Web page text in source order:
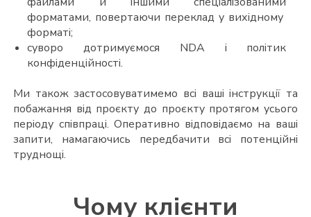
форматами, повертаючи переклад у вихідному
форматі;
суворо дотримуємося NDA і політик
конфіденційності.
Ми також застосовуватимемо всі ваші інструкції та
побажання від проєкту до проєкту протягом усього
періоду співпраці. Оперативно відповідаємо на ваші
запити, намагаючись передбачити всі потенційні
труднощі.
Чому клієнти